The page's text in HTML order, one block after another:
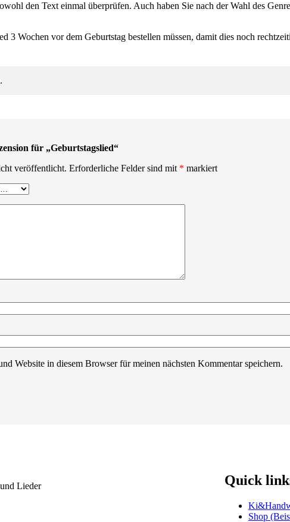
den Text einmal überprüfen. Auch haben Sie nach der Wahl des
3 Wochen vor dem Geburtstag bestellen müssen, damit dies noch
für „Geburtstagslied“
veröffentlicht. Erforderliche Felder sind mit * markiert
Website in diesem Browser für meinen nächsten Kommentar speichern.
Lieder
Quick
Shop